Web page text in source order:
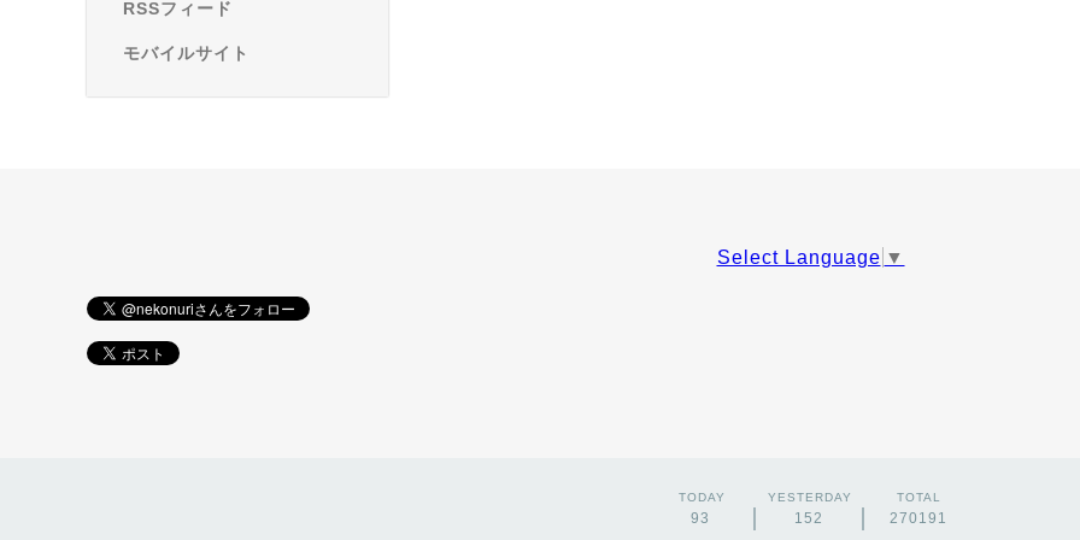
RSSフィード
モバイルサイト
Select Language ▼
TODAY
93
YESTERDAY
152
TOTAL
270191